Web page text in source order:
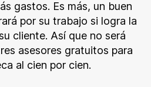
gastos. Es más, un buen
por su trabajo si logra la
cliente. Así que no será
asesores gratuitos para
al cien por cien.